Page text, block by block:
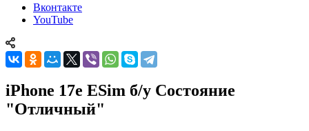
Вконтакте
YouTube
iPhone 17e ESim б/у Состояние
"Отличный"